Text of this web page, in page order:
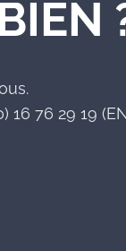
16 76 29 19